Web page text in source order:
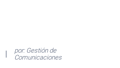
por: Gestión de
Comunicaciones